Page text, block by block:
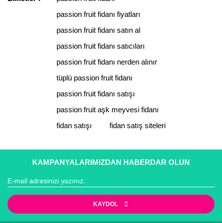
Yorum Yaz
Ürün resmi kalitesiz, bozuk veya görüntülenemiyor.
Ürün açıklamasında eksik bilgiler bulunuyor.
Ürün bilgilerinde hatalar bulunuyor.
passion fruit fidanı fiyatları
passion fruit fidanı satın al
passion fruit fidanı satıcıları
passion fruit fidanı nerden alınır
tüplü passion fruit fidanı
passion fruit fidanı satışı
passion fruit aşk meyvesi fidanı
fidan satışı
fidan satış siteleri
KAMPANYALARIMIZDAN HABERDAR OLUN
KAYDOL